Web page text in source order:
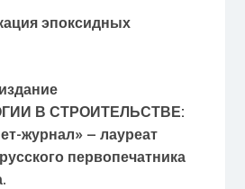
эпоксидных
В СТРОИТЕЛЬСТВЕ:
журнал» – лауреат
первопечатника